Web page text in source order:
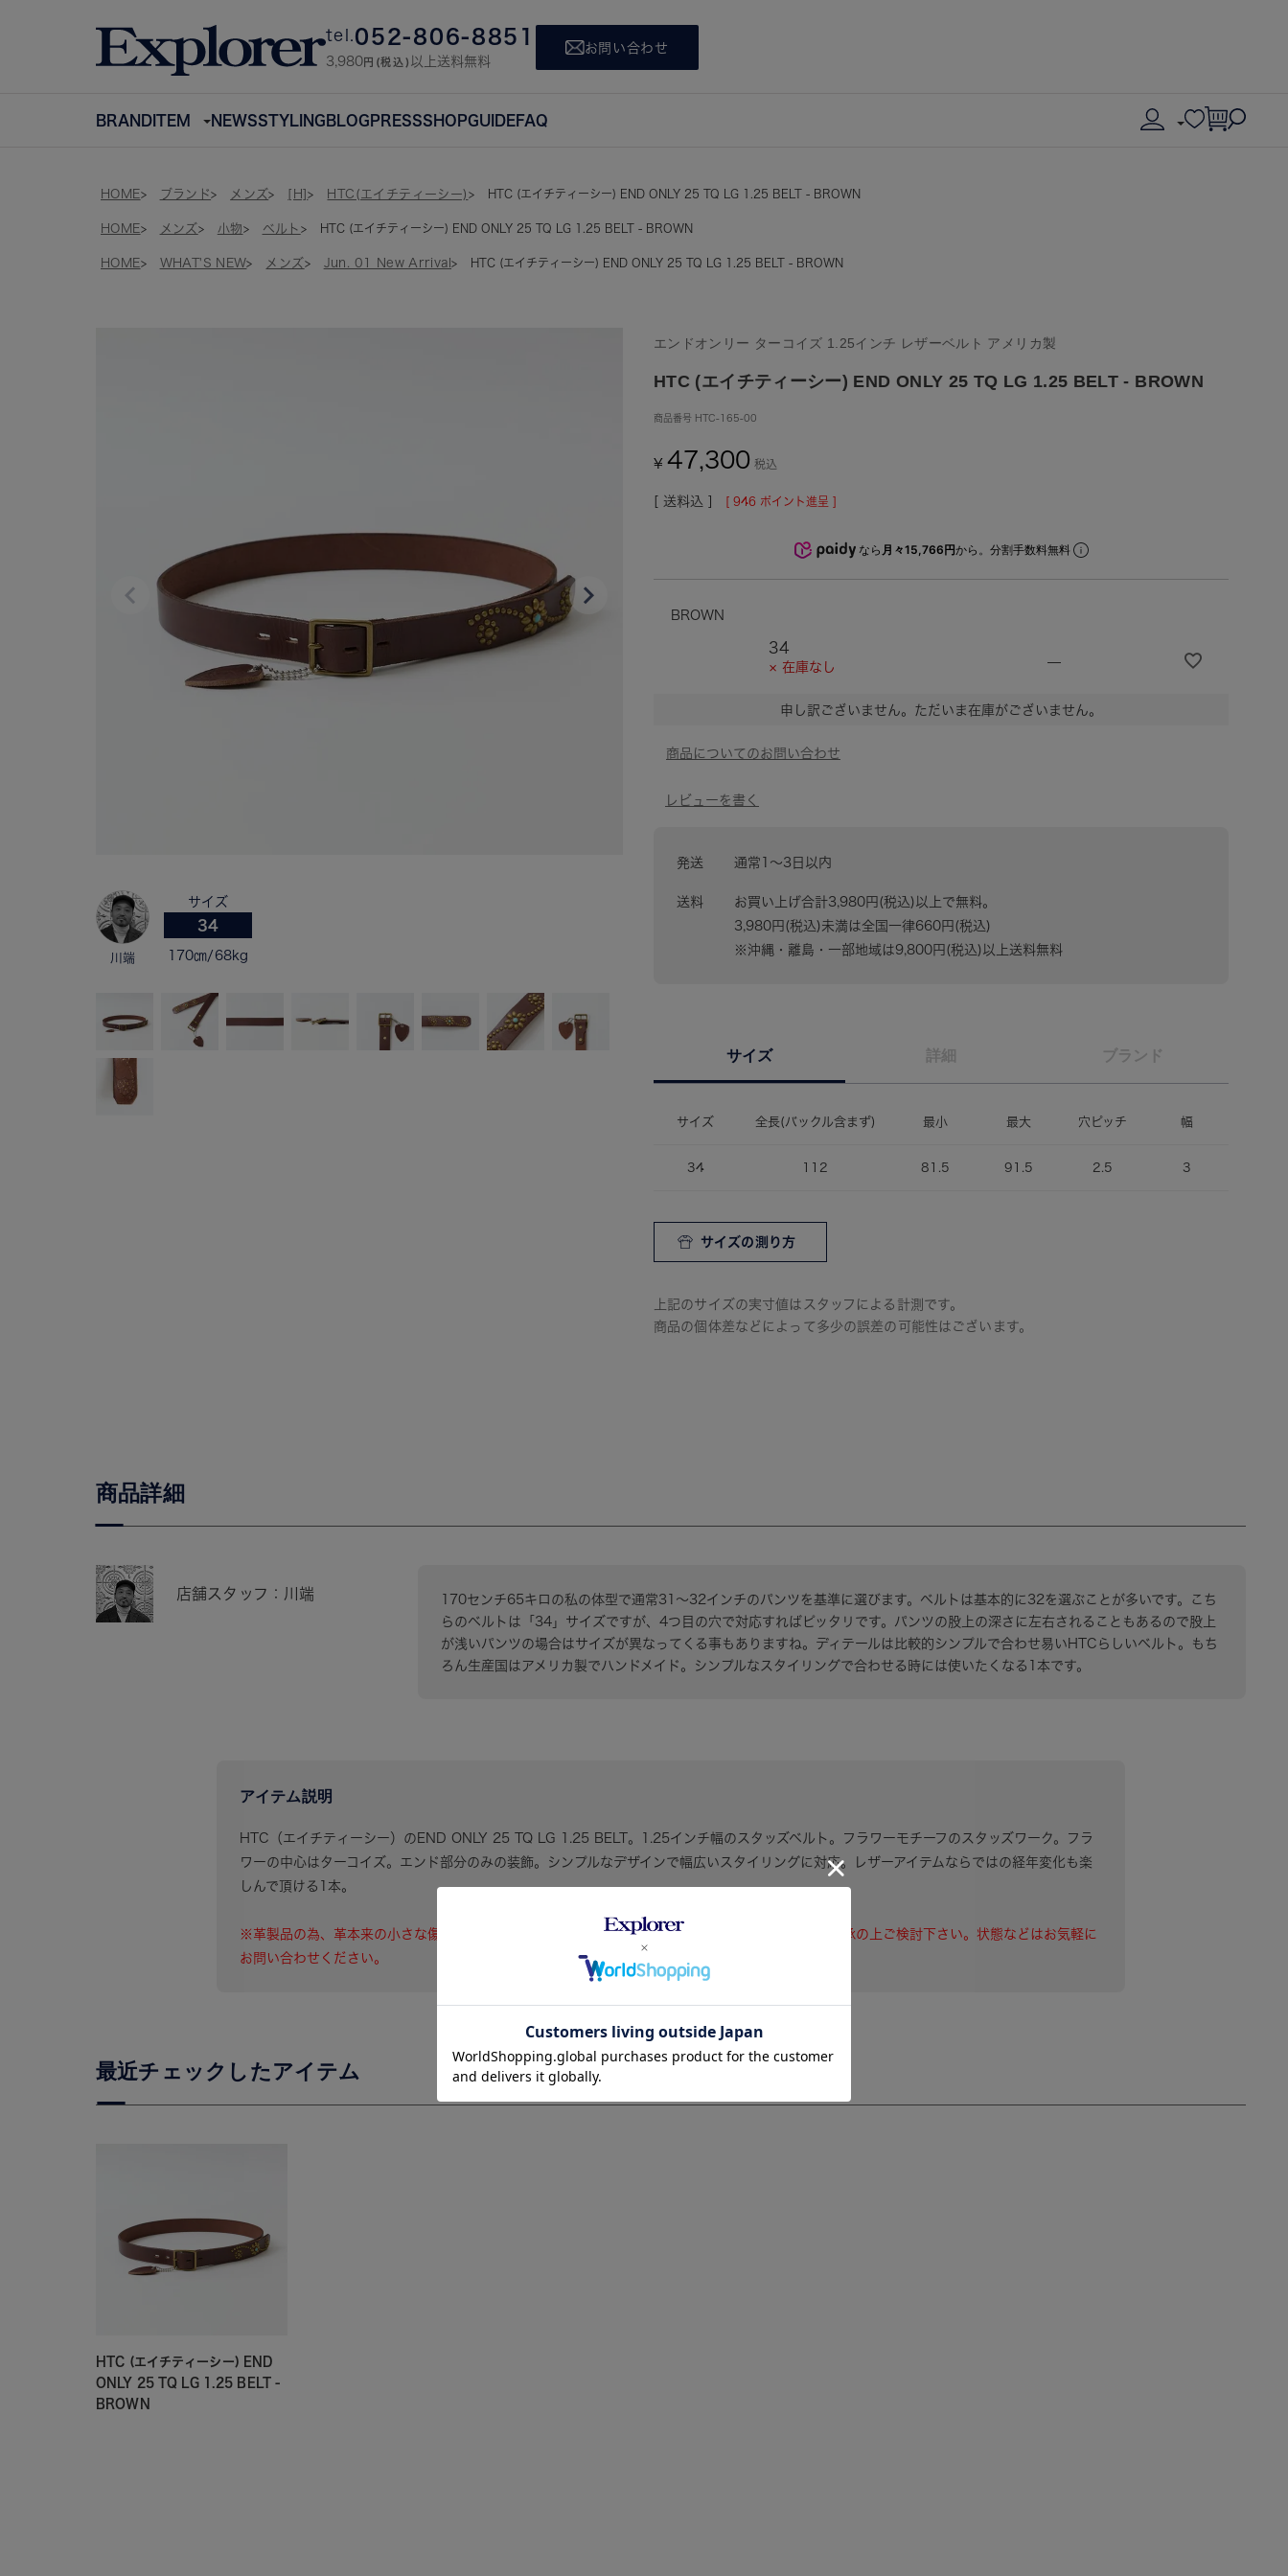
tel.052-806-8851
3,980円(税込) 以上送料無料
お問い合わせ
BRANDITEM NEWSSTYLINGBLOGPRESSSHOPGUIDEFAQ
HOME ブランド メンズ [H] HTC(エイチティーシー) HTC (エイチティーシー) END ONLY 25 TQ LG 1.25 BELT - BROWN
HOME メンズ 小物 ベルト HTC (エイチティーシー) END ONLY 25 TQ LG 1.25 BELT - BROWN
HOME WHAT'S NEW メンズ Jun. 01 New Arrival HTC (エイチティーシー) END ONLY 25 TQ LG 1.25 BELT - BROWN
川端
サイズ
34
170㎝/68kg
エンドオンリー ターコイズ 1.25インチ レザーベルト アメリカ製
HTC (エイチティーシー) END ONLY 25 TQ LG 1.25 BELT - BROWN
商品番号 HTC-165-00
¥ 47,300 税込
送料込 [ 946 ポイント進呈 ]
なら 月々15,766円から。分割手数料無料
BROWN
34
× 在庫なし —
申し訳ございません。ただいま在庫がございません。
発送 通常1〜3日以内
送料
お買い上げ合計3,980円(税込)以上で無料。
3,980円(税込)未満は全国一律660円(税込)
※沖縄・離島・一部地域は9,800円(税込)以上送料無料
サイズ 詳細 ブランド
サイズ 全長(バックル含まず) 最小 最大 穴ピッチ 幅
34 112 81.5 91.5 2.5 3
サイズの測り方
上記のサイズの実寸値はスタッフによる計測です。
商品の個体差などによって多少の誤差の可能性はございます。
商品詳細
店舗スタッフ：川端
170センチ65キロの私の体型で通常31～32インチのパンツを基準に選びます。ベルトは基本的に32を選ぶことが多いです。こち
らのベルトは「34」サイズですが、4つ目の穴で対応すればピッタリです。パンツの股上の深さに左右されることもあるので股上
が浅いパンツの場合はサイズが異なってくる事もありますね。ディテールは比較的シンプルで合わせ易いHTCらしいベルト。もち
ろん生産国はアメリカ製でハンドメイド。シンプルなスタイリングで合わせる時には使いたくなる1本です。
アイテム説明
HTC（エイチティーシー）のEND ONLY 25 TQ LG 1.25 BELT。1.25インチ幅のスタッズベルト。フラワーモチーフのスタッズワーク。フラ
ワーの中心はターコイズ。エンド部分のみの装飾。シンプルなデザインで幅広いスタイリングに対応。レザーアイテムならではの経年変化も楽
しんで頂ける1本。
※革製品の為、革本来の小さな傷や生産過程上で負った小さな傷などがある場合がございます。ご了承の上ご検討下さい。状態などはお気軽に
お問い合わせください。
HTC (エイチティーシー) END
ONLY 25 TQ LG 1.25 BELT -
BROWN